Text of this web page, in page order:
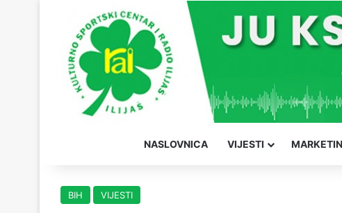
NASLOVNICA VIJESTI
BIH VIJESTI